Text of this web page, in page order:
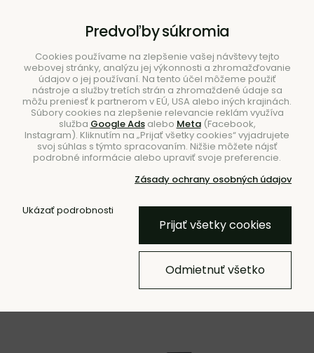
Hľadať
Úvod Doplnky Zrkadlá Nástenné zrkadlá
Štýlové zrkadlo Enter, veľké –
Predvoľby súkromia
Cookies používame na zlepšenie vašej návštevy tejto
webovej stránky, analýzu jej výkonnosti a zhromažďovanie
údajov o jej používaní. Na tento účel môžeme použiť
nástroje a služby tretích strán a zhromaždené údaje sa
môžu preniesť k partnerom v EÚ, USA alebo iných krajinách.
Súbory cookies na zlepšenie relevancie reklám využíva
služba Google Adsalebo Meta(Facebook,
Instagram). Kliknutím na „Prijať všetky cookies“ vyjadrujete
svoj súhlas s týmto spracovaním. Nižšie môžete nájsť
podrobné informácie alebo upraviť svoje preferencie.
Zásady ochrany osobných údajov
Ukázať podrobnosti
Prijať všetky cookies
Odmietnuť všetko